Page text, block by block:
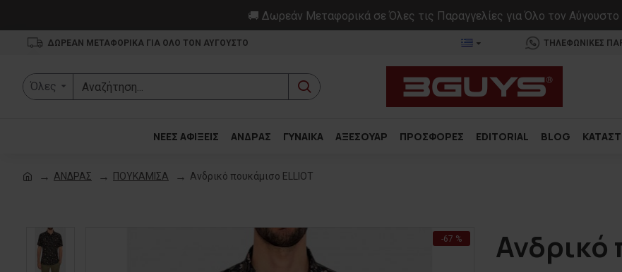
🚚 Δωρεάν Μεταφορικά σε Όλες τις Παραγγελίες για Όλο τον Αύγουστο
ΔΩΡΕΑΝ ΜΕΤΑΦΟΡΙΚΑ ΓΙΑ ΟΛΟ ΤΟΝ ΑΥΓΟΥΣΤΟ ΤΗΛΕΦΩΝΙΚΕΣ
Όλες
ΝΕΕΣ ΑΦΙΞΕΙΣ ΑΝΔΡΑΣ ΓΥΝΑΙΚΑ ΑΞΕΣΟΥΑΡ ΠΡΟΣΦΟΡΕΣ EDITORIAL BLOG
ΑΝΔΡΑΣ ΠΟΥΚΑΜΙΣΑ Ανδρικό πουκάμισο ELLIOT
-67 % Ανδρικό